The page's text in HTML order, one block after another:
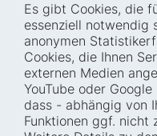
Es gibt Cookies, die
essenziell notwendig
anonymen
Cookies, die Ihnen
externen Medien
YouTube oder
dass - abhängig von
Funktionen ggf. nicht
Startseite
Wer wir sind
Wie wir arbeiten
Projekte
Fellowships
Karriere